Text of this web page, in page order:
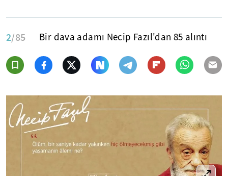
2/85 Bir dava adamı Necip Fazıl'dan 85 alıntı